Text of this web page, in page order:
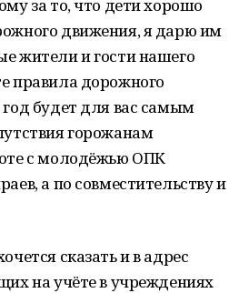
за то, что дети хорошо
движения, я дарю им
жители и гости нашего
правила дорожного
будет для вас самым
горожанам
с молодёжью ОПК
а по совместительству и
сказать и в адрес
на учёте в учреждениях